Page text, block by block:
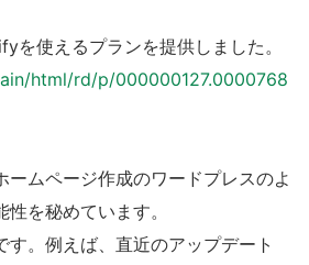
を使えるプランを提供しました。
html/rd/p/000000127.0000768
ームページ作成のワードプレスのよ
を秘めています。
す。例えば、直近のアップデート